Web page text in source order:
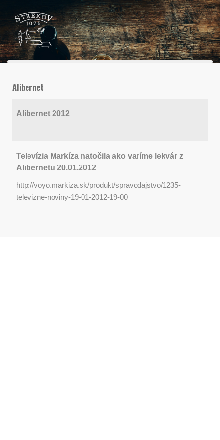
Alibernet
Alibernet 2012
Televízia Markíza natočila ako varíme lekvár z
Alibernetu 20.01.2012
http://voyo.markiza.sk/produkt/spravodajstvo/1235-
televizne-noviny-19-01-2012-19-00